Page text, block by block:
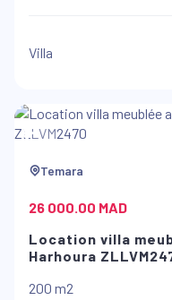
Villa
Temara
26 000.00 MAD
Location villa
Harhoura
200 m2